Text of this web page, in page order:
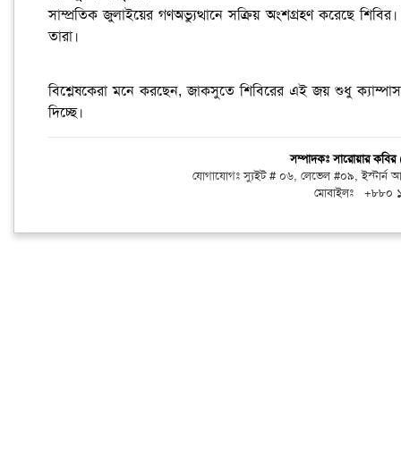
সাম্প্রতিক জুলাইয়ের গণঅভ্যুত্থানে সক্রিয় অংশগ্রহণ করেছে
তারা।
বিশ্লেষকেরা মনে করছেন, জাকসুতে শিবিরের এই জয় শুধু
দিচ্ছে।
সম্পাদকঃ সারোয়ার
যোগাযোগঃ স্যুইট # ০৬, লেভেল #০৯, ইস্টার্ন
মোবাইলঃ +৮৮০